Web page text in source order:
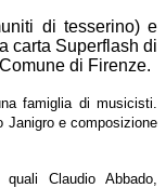
di tesserino) e
carta Superflash di
di Firenze.
famiglia di musicisti.
Janigro e composizione
Claudio Abbado,